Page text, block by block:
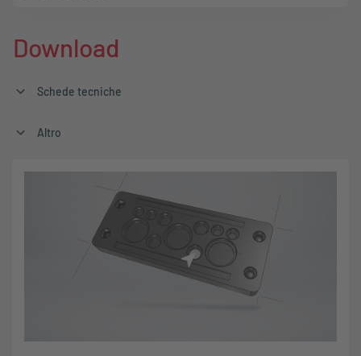
Download
Schede tecniche
Altro